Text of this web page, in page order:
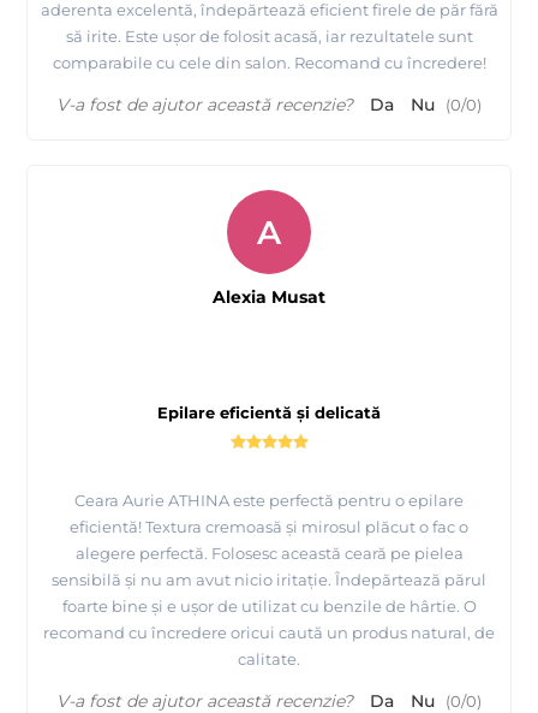
aderenta excelentă, îndepărtează eficient firele de păr fără
să irite. Este ușor de folosit acasă, iar rezultatele sunt
comparabile cu cele din salon. Recomand cu încredere!
V-a fost de ajutor această recenzie? Da Nu (0/0)
Epilare eficientă și delicată
Ceara Aurie ATHINA este perfectă pentru o epilare
eficientă! Textura cremoasă și mirosul plăcut o fac o
alegere perfectă. Folosesc această ceară pe pielea
sensibilă și nu am avut nicio iritație. Îndepărtează părul
foarte bine și e ușor de utilizat cu benzile de hârtie. O
recomand cu încredere oricui caută un produs natural, de
calitate.
A
Alexia Musat
V-a fost de ajutor această recenzie? Da Nu (0/0)